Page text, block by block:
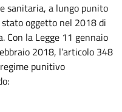
sanitaria, a lungo punito
oggetto nel 2018 di
la Legge 11 gennaio
2018, l’articolo 348
punitivo